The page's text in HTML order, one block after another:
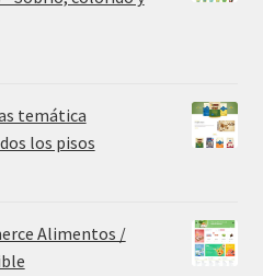
temática
los pisos
Alimentos /